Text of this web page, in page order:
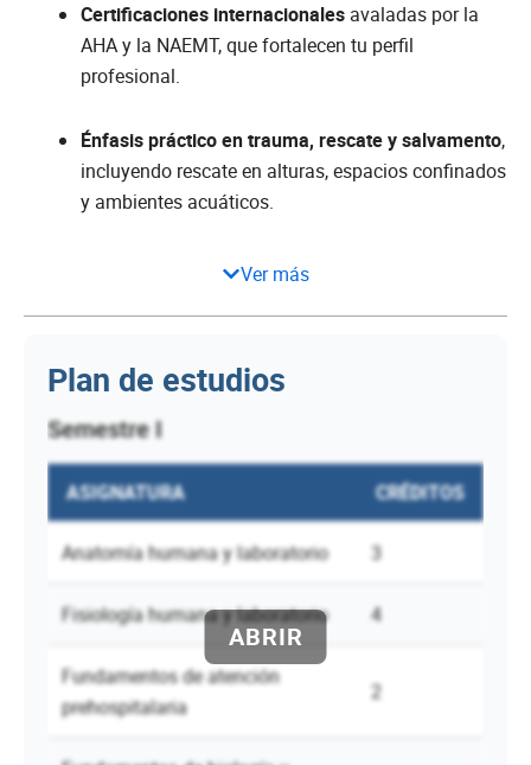
Certificaciones internacionales avaladas por la
AHA y la NAEMT, que fortalecen tu perfil
profesional.
Énfasis práctico en trauma, rescate y salvamento,
incluyendo rescate en alturas, espacios confinados
y ambientes acuáticos.
Ver más
Plan de estudios
Semestre I
ASIGNATURA CRÉDITOS
Anatomía humana y laboratorio 3
Fisiología humana y laboratorio 4
Fundamentos de atención
prehospitalaria
2